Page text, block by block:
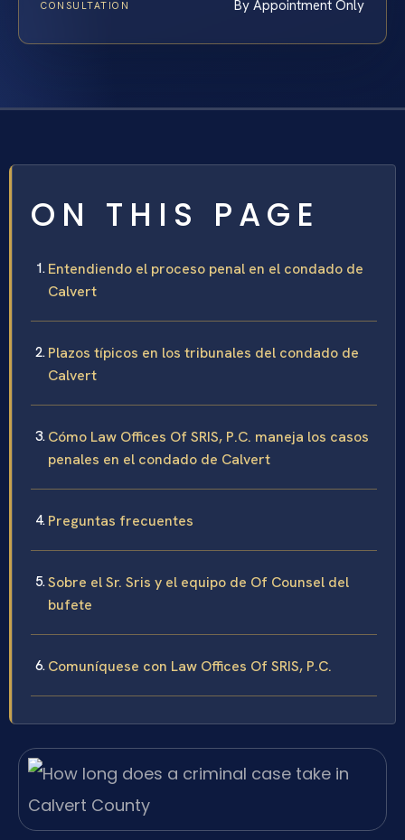
CONSULTATION By Appointment Only
ON THIS PAGE
Entendiendo el proceso penal en el condado de
Calvert
Plazos típicos en los tribunales del condado de
Calvert
Cómo Law Offices Of SRIS, P.C. maneja los casos
penales en el condado de Calvert
Preguntas frecuentes
Sobre el Sr. Sris y el equipo de Of Counsel del
bufete
Comuníquese con Law Offices Of SRIS, P.C.